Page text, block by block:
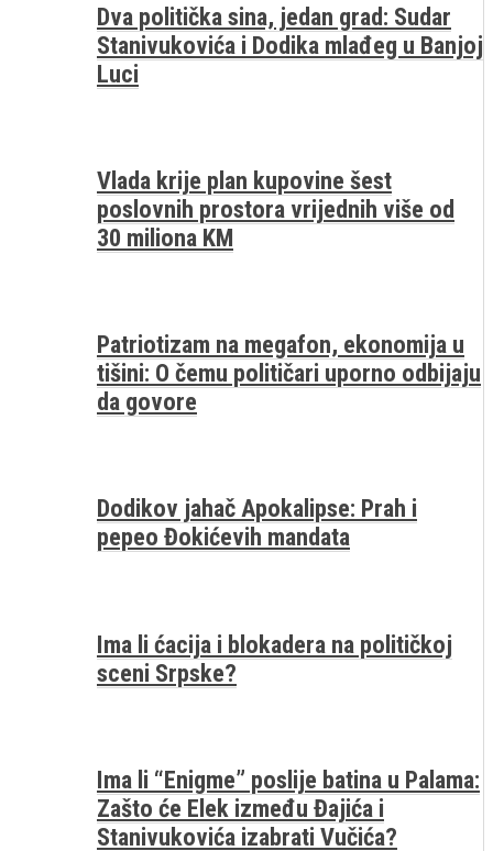
Dva politička sina, jedan grad: Sudar
Stanivukovića i Dodika mlađeg u Banjoj
Luci
Vlada krije plan kupovine šest
poslovnih prostora vrijednih više od
30 miliona KM
Patriotizam na megafon, ekonomija u
tišini: O čemu političari uporno odbijaju
da govore
Dodikov jahač Apokalipse: Prah i
pepeo Đokićevih mandata
Ima li ćacija i blokadera na političkoj
sceni Srpske?
Ima li “Enigme” poslije batina u Palama:
Zašto će Elek između Đajića i
Stanivukovića izabrati Vučića?